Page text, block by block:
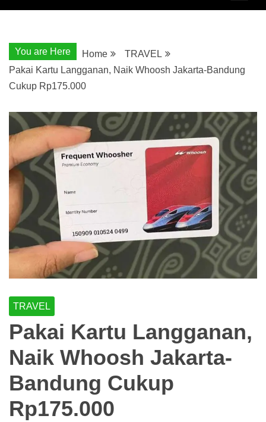
You are Here Home
TRAVEL
Pakai Kartu Langganan, Naik Whoosh Jakarta-Bandung
Cukup Rp175.000
TRAVEL
Pakai Kartu Langganan,
Naik Whoosh Jakarta-
Bandung Cukup
Rp175.000